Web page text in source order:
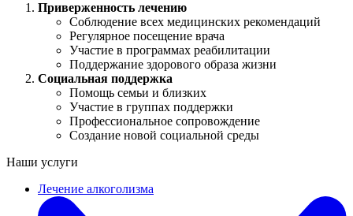
Приверженность лечению
Соблюдение всех медицинских рекомендаций
Регулярное посещение врача
Участие в программах реабилитации
Поддержание здорового образа жизни
Социальная поддержка
Помощь семьи и близких
Участие в группах поддержки
Профессиональное сопровождение
Создание новой социальной среды
Наши услуги
Лечение алкоголизма